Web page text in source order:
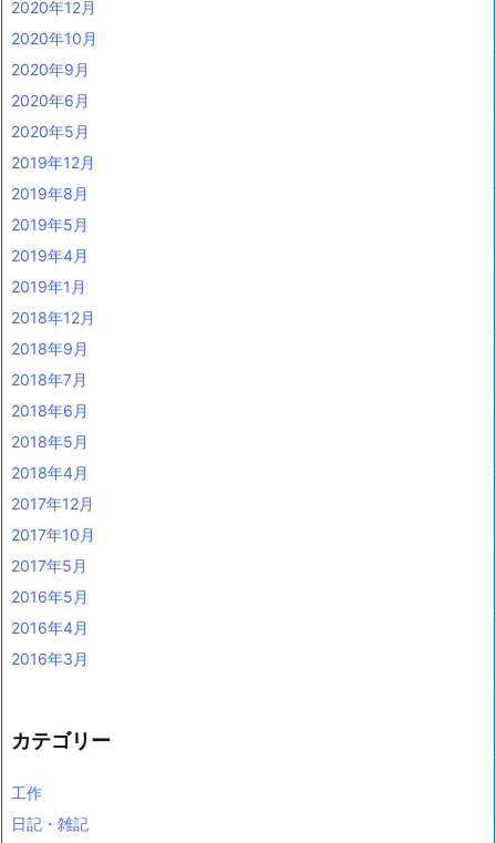
2020年12月
2020年10月
2020年9月
2020年6月
2020年5月
2019年12月
2019年8月
2019年5月
2019年4月
2019年1月
2018年12月
2018年9月
2018年7月
2018年6月
2018年5月
2018年4月
2017年12月
2017年10月
2017年5月
2016年5月
2016年4月
2016年3月
カテゴリー
工作
日記・雑記